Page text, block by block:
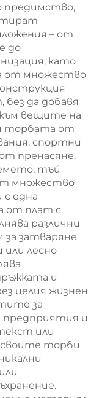
предимство,
– от
до
като
от множество
да добавя
вещите на
торбата от
спортни
пренасяне.
тъй
множество
една
от плат с
различни
затваряне
или лесно
и
целия жизнен
за
предприятия и
или
торби